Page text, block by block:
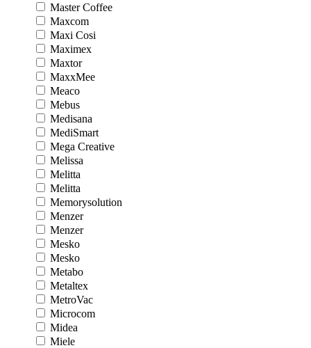
Master Coffee
Maxcom
Maxi Cosi
Maximex
Maxtor
MaxxMee
Meaco
Mebus
Medisana
MediSmart
Mega Creative
Melissa
Melitta
Melitta
Memorysolution
Menzer
Menzer
Mesko
Mesko
Metabo
Metaltex
MetroVac
Microcom
Midea
Miele